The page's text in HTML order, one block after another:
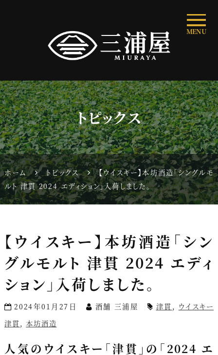
MENU
トピックス
ホーム トピックス
【ウイスキー】本坊酒造「シングルモ
ルト 津貫 2024 エディション」入荷しました。
【ウイスキー】本坊酒造「シン
グルモルト 津貫 2024 エディ
ション」入荷しました。
2024年01月27日 酒舗 三浦屋 津貫 , ウイスキー
津貫,本坊酒造
人気のウイスキー「津貫」の「2024 エ